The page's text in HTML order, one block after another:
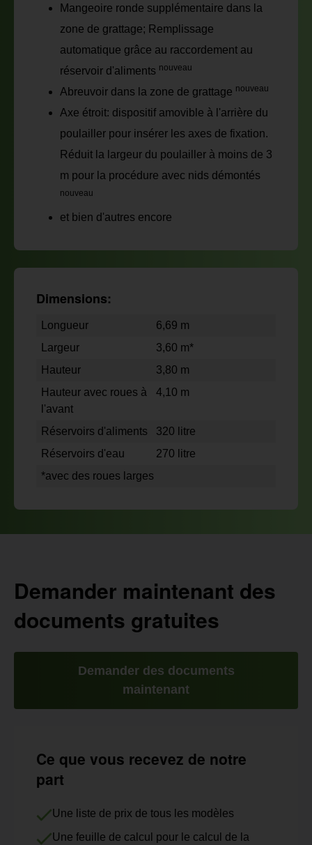
Mangeoire ronde supplémentaire dans la
zone de grattage; Remplissage
automatique grâce au raccordement au
réservoir d'aliments nouveau
Abreuvoir dans la zone de grattage nouveau
Axe étroit: dispositif amovible à l'arrière du
poulailler pour insérer les axes de fixation.
Réduit la largeur du poulailler à moins de 3
m pour la procédure avec nids démontés
nouveau
et bien d'autres encore
Dimensions:
Longueur
6,69 m
Largeur
3,60 m*
Hauteur
3,80 m
Hauteur avec roues à
l'avant
4,10 m
Réservoirs d'aliments
320 litre
Réservoirs d'eau
270 litre
*avec des roues larges
Demander maintenant des
documents gratuites
Demander des documents
maintenant
Ce que vous recevez de notre
part
Une liste de prix de tous les modèles
Une feuille de calcul pour le calcul de la